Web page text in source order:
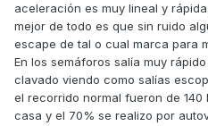
aceleración es muy lineal y
mejor de todo es que sin ruido
escape de tal o cual marca para
En los semáforos salía muy
clavado viendo como salías
el recorrido normal fueron de
casa y el 70% se realizo por